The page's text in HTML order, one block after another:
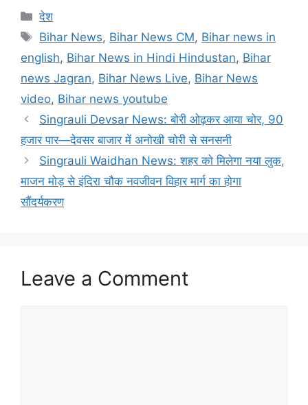
Categories
देश
Tags
Bihar News, Bihar News CM, Bihar news in
english, Bihar News in Hindi Hindustan, Bihar
news Jagran, Bihar News Live, Bihar News
video, Bihar news youtube
Singrauli Devsar News: बोरी ओढ़कर आया चोर, 90
हजार पार—देवसर बाजार में अनोखी चोरी से सनसनी
Singrauli Waidhan News: शहर को मिलेगा नया लुक,
माजन मोड़ से इंदिरा चौक नवजीवन विहार मार्ग का होगा
सौंदर्यकरण
Leave a Comment